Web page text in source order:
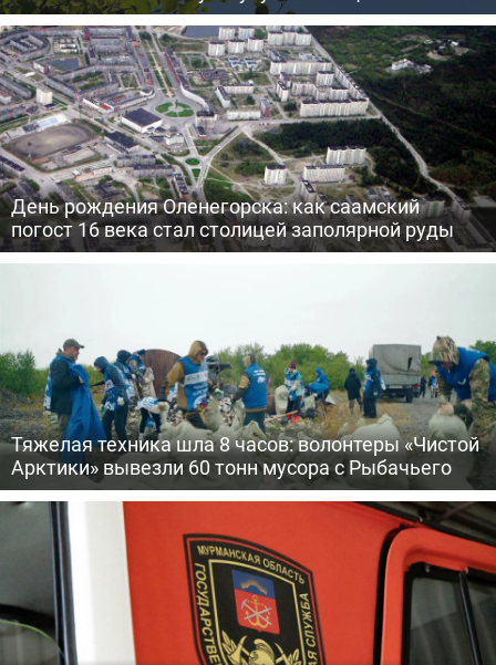
День рождения Оленегорска: как саамский
погост 16 века стал столицей заполярной руды
Тяжелая техника шла 8 часов: волонтеры «Чистой
Арктики» вывезли 60 тонн мусора с Рыбачьего